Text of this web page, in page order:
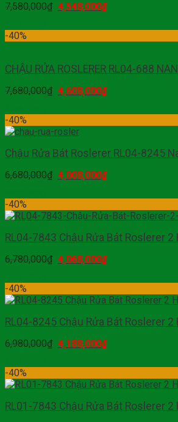
7,580,000₫ 4,548,000₫
-40%
CHẬU RỬA ROSLERER RL04-688
7,680,000₫ 4,608,000₫
-40%
Chậu Rửa Bát Roslerer RL04-8245
6,680,000₫ 4,008,000₫
-40%
RL04-7843 Chậu Rửa Bát Roslerer 2
6,780,000₫ 4,068,000₫
-40%
RL04-8245 Chậu Rửa Bát Roslerer 2
6,980,000₫ 4,188,000₫
-40%
RL01-7843 Chậu Rửa Bát Roslerer 2